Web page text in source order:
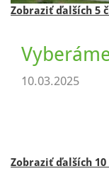
Zobraziť ďalších 5
10.03.2025
Zobraziť ďalších